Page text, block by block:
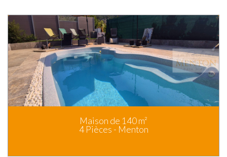
Maison de 140 m²
4 Pièces - Menton